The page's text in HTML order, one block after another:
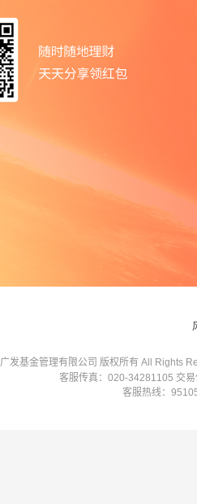
广发基金管理有限公司 版权所有 All Rights
客服传真：020-34281105 交
客服热线：